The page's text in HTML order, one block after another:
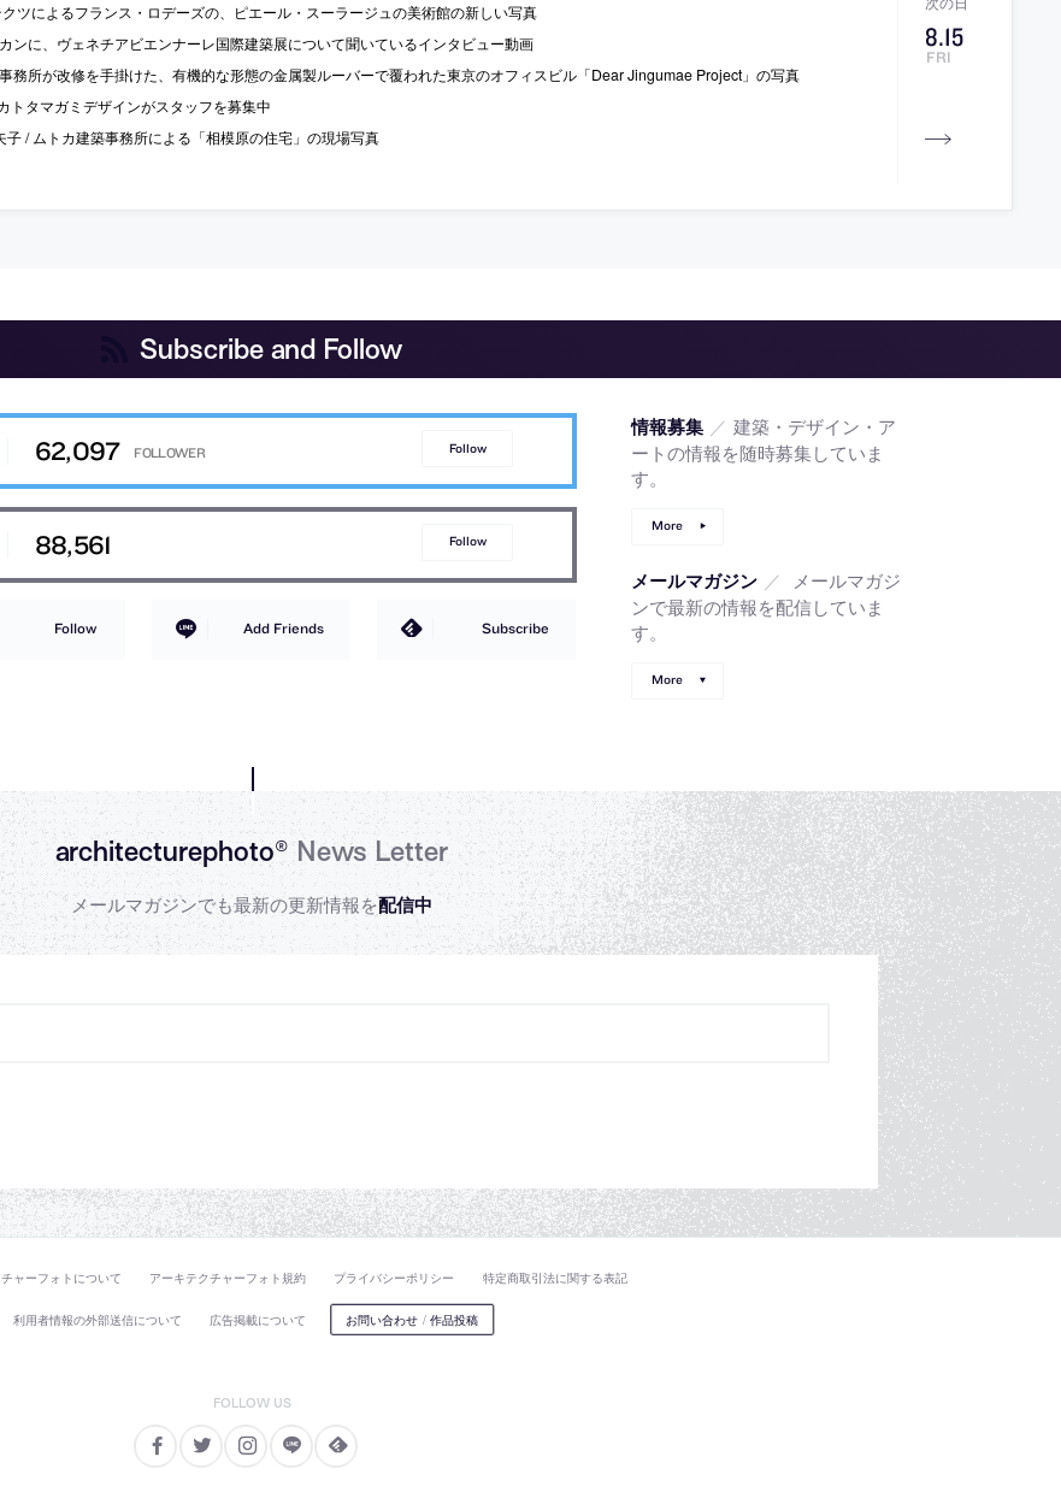
8.15
FRI
ツによるフランス・ロデーズの、ピエール・スーラージュの美術館の新しい写真
ンに、ヴェネチアビエンナーレ国際建築展について聞いているインタビュー動画
務所が改修を手掛けた、有機的な形態の金属製ルーバーで覆われた東京のオフィスビル「Dear Jingumae Project」の写真
トタマガミデザインがスタッフを募集中
子 / ムトカ建築事務所による「相模原の住宅」の現場写真
Subscribe and Follow
62,097 Follow
88,561 Follow
Follow Add Friends Subscribe
情報募集 ／ 建築・デザイン・ア
ートの情報を随時募集していま
す。
More
メールマガジン ／
メールマガジ
ンで最新の情報を配信していま
す。
More
architecturephoto®News Letter
メールマガジンでも最新の更新情報を配信中
ャーフォトについて アーキテクチャーフォト規約 プライバシーポリシー 特定商取引法に関する表記
利用者情報の外部送信について 広告掲載について お問い合わせ / 作品投稿